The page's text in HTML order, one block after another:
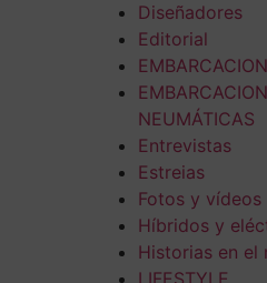
Diseñadores
Editorial
NEUMÁTICAS
Entrevistas
Estreias
Fotos y vídeos
Híbridos y
Historias en el